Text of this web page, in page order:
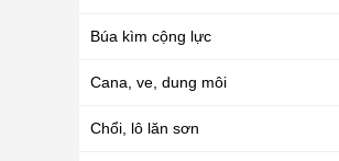
Búa kìm cộng lực
Cana, ve, dung môi
Chổi, lô lăn sơn